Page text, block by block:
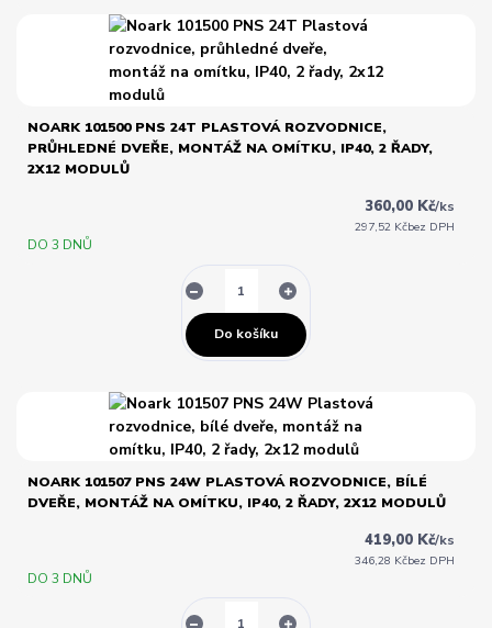
NOARK 101500 PNS 24T PLASTOVÁ ROZVODNICE,
PRŮHLEDNÉ DVEŘE, MONTÁŽ NA OMÍTKU, IP40, 2 ŘADY,
2X12 MODULŮ
360,00 Kč/ks
297,52 Kčbez DPH
DO 3 DNŮ
Do košíku
NOARK 101507 PNS 24W PLASTOVÁ ROZVODNICE, BÍLÉ
DVEŘE, MONTÁŽ NA OMÍTKU, IP40, 2 ŘADY, 2X12 MODULŮ
419,00 Kč/ks
346,28 Kčbez DPH
DO 3 DNŮ